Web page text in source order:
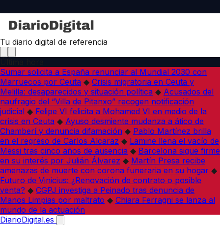
Tu diario digital de referencia
Sumar solicita a España renunciar al Mundial 2030 con
Marruecos por Ceuta ◆ Crisis migratoria en Ceuta y
Melilla: desaparecidos y situación política ◆ Acusados del
naufragio del “Villa de Pitanxo” recogen notificación
judicial ◆ Felipe VI felicita a Mohamed VI en medio de la
crisis en Ceuta ◆ Ayuso desmiente mudanza a ático de
Chamberí y denuncia difamación ◆ Pablo Martínez brilla
en el regreso de Carlos Alcaraz ◆ Lamine llena el vacío de
Messi tras cinco años de ausencia ◆ Barcelona sigue firme
en su interés por Julián Álvarez ◆ Martín Presa recibe
amenazas de muerte con corona funeraria en su hogar ◆
Futuro de Vinicius: ¿Renovación de contrato o posible
venta? ◆ CGPJ investiga a Peinado tras denuncia de
Manos Limpias por maltrato ◆ Chiara Ferragni se lanza al
mundo de la actuación
DiarioDigital.es